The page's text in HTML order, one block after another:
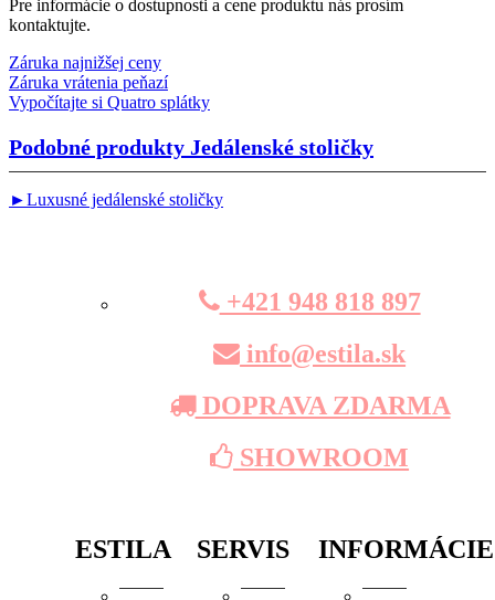
Pre informácie o dostupnosti a cene produktu nás prosím
kontaktujte.
Záruka najnižšej ceny
Záruka vrátenia peňazí
Vypočítajte si Quatro splátky
Podobné produkty Jedálenské stoličky
►Luxusné jedálenské stoličky
+421 948 818 897
info@estila.sk
DOPRAVA ZDARMA
SHOWROOM
ESTILA SERVIS INFORMÁCIE